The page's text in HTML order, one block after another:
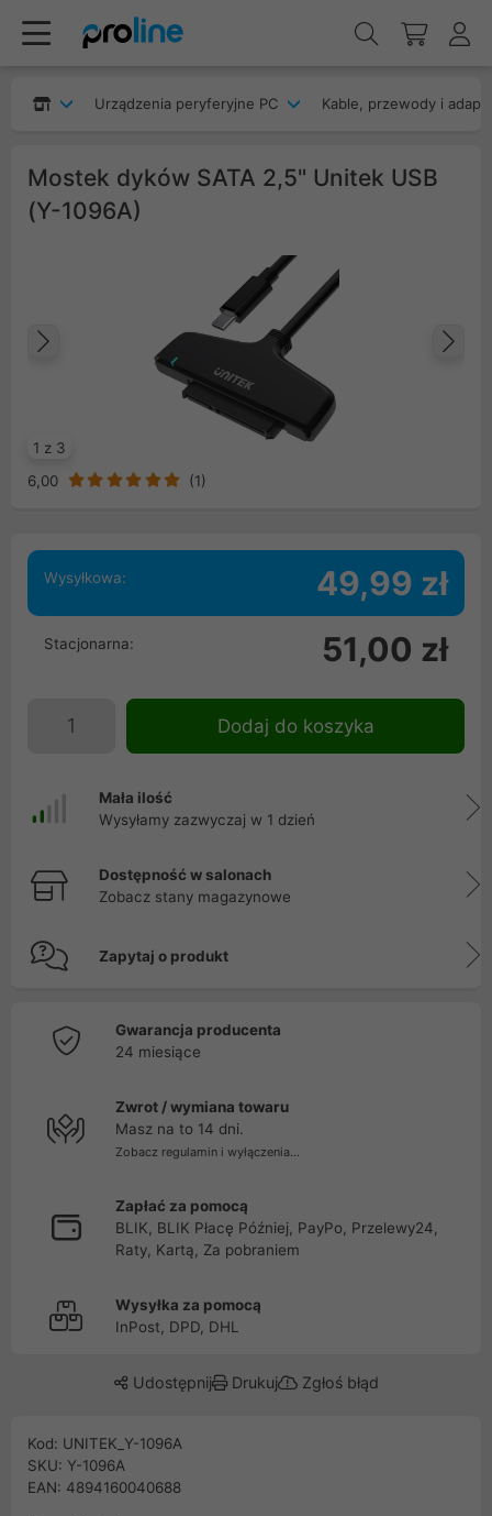
Urządzenia peryferyjne PC Kable, przewody i
Mostek dyków SATA 2,5" Unitek USB
(Y-1096A)
1 z 3
Poprzedni
6,00 (1)
Wysyłkowa: 49,99 zł
Stacjonarna: 51,00 zł
Dodaj do koszyka
Mała ilość
Wysyłamy zazwyczaj w 1 dzień
Dostępność w salonach
Zobacz stany magazynowe
Zapytaj o produkt
Gwarancja producenta
24 miesiące
Zwrot / wymiana towaru
Masz na to 14 dni.
Zobacz regulamin i wyłączenia...
Zapłać za pomocą
BLIK, BLIK Płacę Później, PayPo, Przelewy24,
Raty, Kartą, Za pobraniem
Wysyłka za pomocą
InPost, DPD, DHL
Udostępnij Drukuj Zgłoś błąd
Kod: UNITEK_Y-1096A
SKU: Y-1096A
EAN: 4894160040688